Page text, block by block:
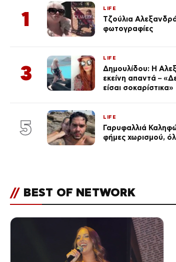
1 LIFE
Τζούλια
φωτογραφίες
3
LIFE
Δημουλίδου: Η
εκείνη απαντά –
είσαι σοκαρίστικα»
5 LIFE
Γαρυφαλλιά
φήμες χωρισμού,
// BEST OF NETWORK